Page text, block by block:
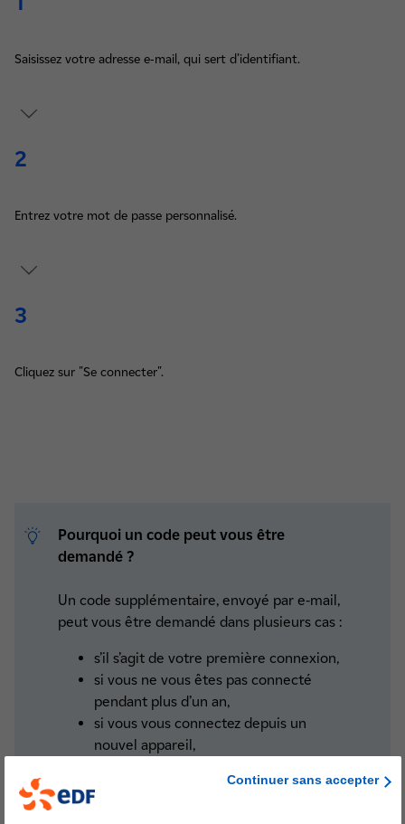
Saisissez votre adresse e-mail, qui sert d’identifiant.
2
Entrez votre mot de passe personnalisé.
3
Cliquez sur "Se connecter".
Pourquoi un code peut vous être
demandé ?
Un code supplémentaire, envoyé par e-mail,
peut vous être demandé dans plusieurs cas :
s’il s’agit de votre première connexion,
si vous ne vous êtes pas connecté
pendant plus d’un an,
si vous vous connectez depuis un
nouvel appareil,
ou pour renforcer la sécurité de votre
Continuer sans accepter